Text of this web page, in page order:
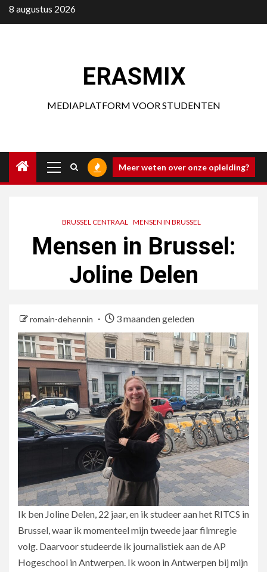
Ga
naar
8 augustus 2026
ERASMIX
MEDIAPLATFORM VOOR STUDENTEN
menu
Meer weten over onze opleiding?
BRUSSEL CENTRAAL MENSEN IN BRUSSEL
Mensen in Brussel:
Joline Delen
romain-dehennin 3 maanden geleden
Ik ben Joline Delen, 22 jaar, en ik studeer aan het RITCS in
Brussel, waar ik momenteel mijn tweede jaar filmregie
volg. Daarvoor studeerde ik journalistiek aan de AP
Hogeschool in Antwerpen. Ik woon in Antwerpen bij mijn